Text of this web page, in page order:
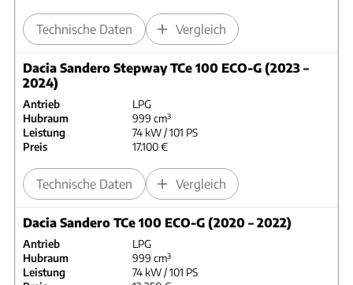
Technische Daten Vergleich
Dacia Sandero Stepway TCe 100 ECO-G (2023 –
2024)
Antrieb
LPG
Hubraum
999 cm³
Leistung
74 kW / 101 PS
Preis
17.100 €
Technische Daten Vergleich
Dacia Sandero TCe 100 ECO-G (2020 – 2022)
Antrieb
LPG
Hubraum
999 cm³
Leistung
74 kW / 101 PS